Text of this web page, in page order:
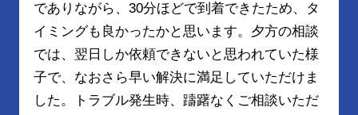
でありながら、30分ほどで到着できたため、タ
イミングも良かったかと思います。夕方の相談
では、翌日しか依頼できないと思われていた様
子で、なおさら早い解決に満足していただけま
した。トラブル発生時、躊躇なくご相談いただ